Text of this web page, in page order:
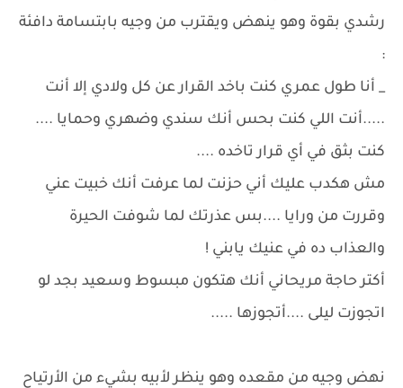
رشدي بقوة وهو ينهض ويقترب من وجيه بابتسامة دافئة
:
_ أنا طول عمري كنت باخد القرار عن كل ولادي إلا أنت
.....أنت اللي كنت بحس أنك سندي وضهري وحمايا ....
كنت بثق في أي قرار تاخده ....
مش هكدب عليك أني حزنت لما عرفت أنك خبيت عني
وقررت من ورايا ....بس عذرتك لما شوفت الحيرة
والعذاب ده في عنيك يابني !
أكتر حاجة مريحاني أنك هتكون مبسوط وسعيد بجد لو
اتجوزت ليلى ....أتجوزها .....
نهض وجيه من مقعده وهو ينظر لأبيه بشيء من الأرتياح